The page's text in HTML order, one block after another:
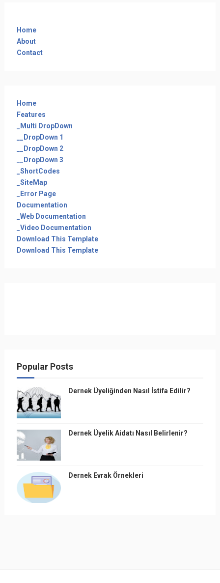
Home
About
Contact
Home
Features
_Multi DropDown
__DropDown 1
__DropDown 2
__DropDown 3
_ShortCodes
_SiteMap
_Error Page
Documentation
_Web Documentation
_Video Documentation
Download This Template
Download This Template
Popular Posts
Dernek Üyeliğinden Nasıl İstifa Edilir?
Dernek Üyelik Aidatı Nasıl Belirlenir?
Dernek Evrak Örnekleri